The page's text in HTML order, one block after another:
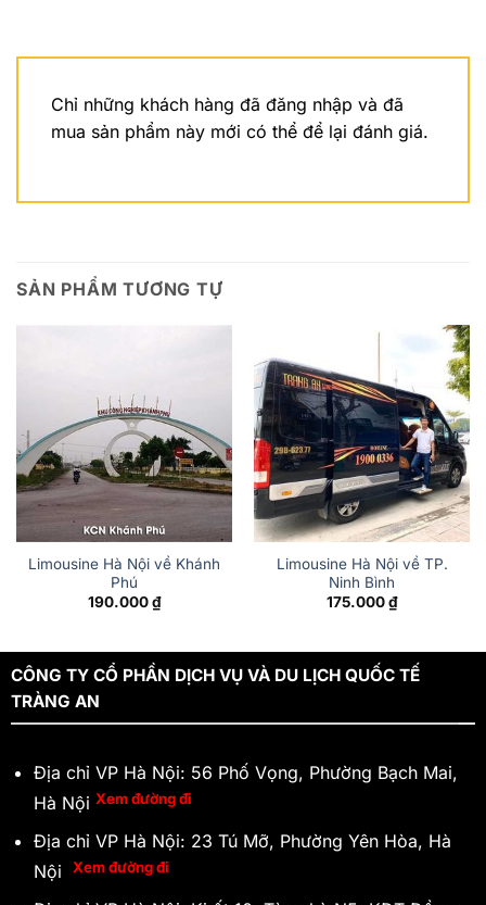
Chỉ những khách hàng đã đăng nhập và đã
mua sản phẩm này mới có thể để lại đánh giá.
SẢN PHẨM TƯƠNG TỰ
Limousine Hà Nội về Khánh
Phú
190.000₫
Limousine Hà Nội về TP.
Ninh Bình
175.000₫
CÔNG TY CỔ PHẦN DỊCH VỤ VÀ DU LỊCH QUỐC TẾ
TRÀNG AN
Địa chỉ VP Hà Nội: 56 Phố Vọng, Phường Bạch Mai,
Hà Nội Xem đường đi
Địa chỉ VP Hà Nội: 23 Tú Mỡ, Phường Yên Hòa, Hà
Nội
Xem đường đi